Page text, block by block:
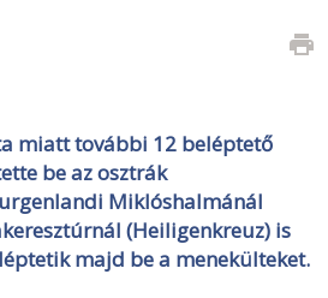
print
miatt további 12 beléptető
be az osztrák
Miklóshalmánál
(Heiligenkreuz) is
majd be a menekülteket.